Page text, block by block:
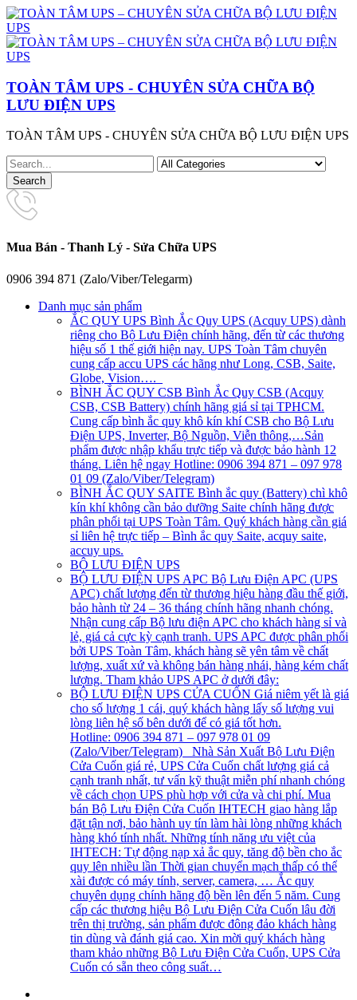
TOÀN TÂM UPS - CHUYÊN SỬA CHỮA BỘ
LƯU ĐIỆN UPS
TOÀN TÂM UPS - CHUYÊN SỬA CHỮA BỘ LƯU ĐIỆN UPS
Mua Bán - Thanh Lý - Sửa Chữa UPS
0906 394 871 (Zalo/Viber/Telegarm)
Danh mục sản phẩm
ẮC QUY UPS Bình Ắc Quy UPS (Acquy UPS) dành
riêng cho Bộ Lưu Điện chính hãng, đến từ các thương
hiệu số 1 thế giới hiện nay. UPS Toàn Tâm chuyên
cung cấp accu UPS các hãng như Long, CSB, Saite,
Globe, Vision….
BÌNH ẮC QUY CSB Bình Ắc Quy CSB (Acquy
CSB, CSB Battery) chính hãng giá sỉ tại TPHCM.
Cung cấp bình ắc quy khô kín khí CSB cho Bộ Lưu
Điện UPS, Inverter, Bộ Nguồn, Viễn thông,…Sản
phẩm được nhập khẩu trực tiếp và được bảo hành 12
tháng. Liên hệ ngay Hotline: 0906 394 871 – 097 978
01 09 (Zalo/Viber/Telegram)
BÌNH ẮC QUY SAITE Bình ắc quy (Battery) chì khô
kín khí không cần bảo dưỡng Saite chính hãng được
phân phối tại UPS Toàn Tâm. Quý khách hàng cần giá
sỉ liên hệ trực tiếp – Bình ắc quy Saite, acquy saite,
accuy ups.
BỘ LƯU ĐIỆN UPS
BỘ LƯU ĐIỆN UPS APC Bộ Lưu Điện APC (UPS
APC) chất lượng đến từ thương hiệu hàng đầu thế giới,
bảo hành từ 24 – 36 tháng chính hãng nhanh chóng.
Nhận cung cấp Bộ lưu điện APC cho khách hàng sỉ và
lẻ, giá cả cực kỳ cạnh tranh. UPS APC được phân phối
bởi UPS Toàn Tâm, khách hàng sẽ yên tâm về chất
lượng, xuất xứ và không bán hàng nhái, hàng kém chất
lượng. Tham khảo UPS APC ở dưới đây:
BỘ LƯU ĐIỆN UPS CỬA CUỐN Giá niêm yết là giá
cho số lượng 1 cái, quý khách hàng lấy số lượng vui
lòng liên hệ số bên dưới để có giá tốt hơn.
Hotline: 0906 394 871 – 097 978 01 09
(Zalo/Viber/Telegram) Nhà Sản Xuất Bộ Lưu Điện
Cửa Cuốn giá rẻ, UPS Cửa Cuốn chất lượng giá cả
cạnh tranh nhất, tư vấn kỹ thuật miễn phí nhanh chóng
về cách chọn UPS phù hợp với cửa và chi phí. Mua
bán Bộ Lưu Điện Cửa Cuốn IHTECH giao hàng lắp
đặt tận nơi, bảo hành uy tín làm hài lòng những khách
hàng khó tính nhất. Những tính năng ưu việt của
IHTECH: Tự động nạp xả ắc quy, tăng độ bền cho ắc
quy lên nhiều lần Thời gian chuyển mạch thấp có thể
xài được có máy tính, server, camera, … Ắc quy
chuyên dụng chính hãng độ bền lên đến 5 năm. Cung
cấp các thương hiệu Bộ Lưu Điện Cửa Cuốn lâu đời
trên thị trường, sản phẩm được đông đảo khách hàng
tin dùng và đánh giá cao. Xin mời quý khách hàng
tham khảo những Bộ Lưu Điện Cửa Cuốn, UPS Cửa
Cuốn có sẵn theo công suất…